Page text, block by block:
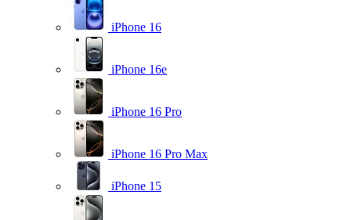
iPhone 16
iPhone 16e
iPhone 16 Pro
iPhone 16 Pro Max
iPhone 15